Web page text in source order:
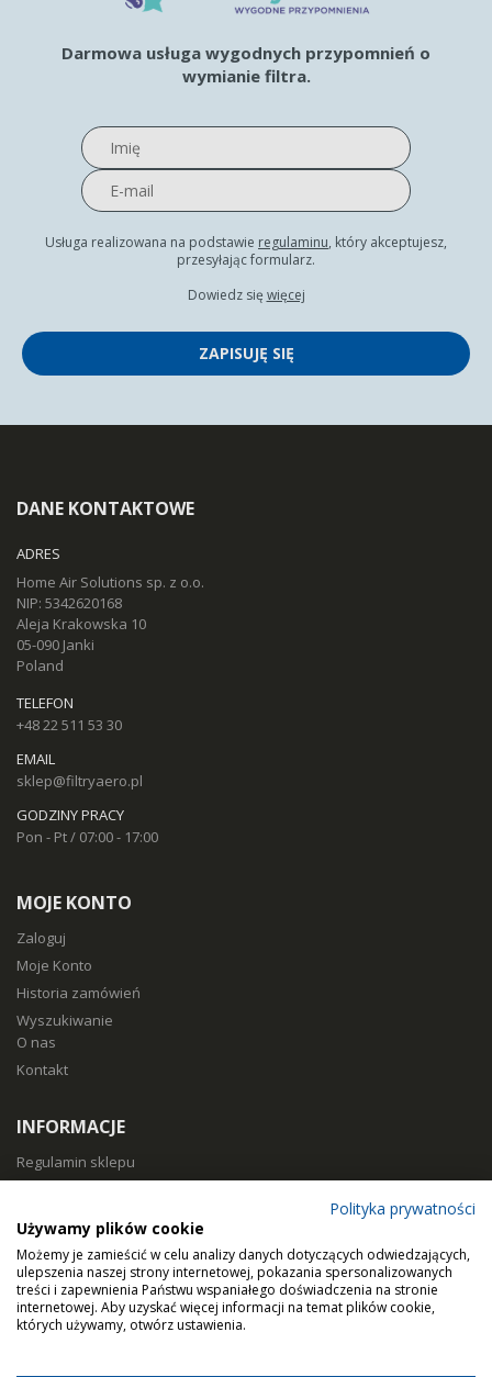
Darmowa usługa wygodnych przypomnień o
wymianie filtra.
Usługa realizowana na podstawie regulaminu, który akceptujesz,
przesyłając formularz.
Dowiedz się więcej
ZAPISUJĘ SIĘ
DANE KONTAKTOWE
ADRES
Home Air Solutions sp. z o.o.
NIP: 5342620168
Aleja Krakowska 10
05-090 Janki
Poland
TELEFON
+48 22 511 53 30
EMAIL
sklep@filtryaero.pl
GODZINY PRACY
Pon - Pt / 07:00 - 17:00
MOJE KONTO
Zaloguj
Moje Konto
Historia zamówień
Wyszukiwanie
O nas
Kontakt
INFORMACJE
Regulamin sklepu
Koszty i czas dostawy
Zwroty i reklamacje
Klasy filtracji
Dobierz filtry
Polityka prywatności
Używamy plików cookie
Możemy je zamieścić w celu analizy danych dotyczących odwiedzających,
ulepszenia naszej strony internetowej, pokazania spersonalizowanych
treści i zapewnienia Państwu wspaniałego doświadczenia na stronie
internetowej. Aby uzyskać więcej informacji na temat plików cookie,
których używamy, otwórz ustawienia.